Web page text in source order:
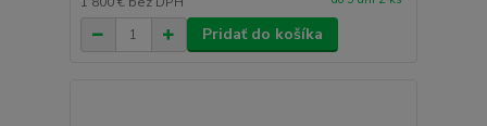
Pridať do košíka